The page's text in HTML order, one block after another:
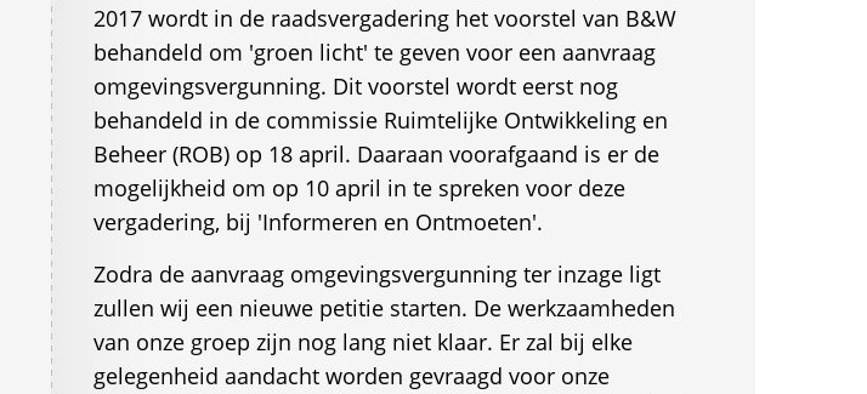
2017 wordt in de raadsvergadering het voorstel van B&W
behandeld om 'groen licht' te geven voor een aanvraag
omgevingsvergunning. Dit voorstel wordt eerst nog
behandeld in de commissie Ruimtelijke Ontwikkeling en
Beheer (ROB) op 18 april. Daaraan voorafgaand is er de
mogelijkheid om op 10 april in te spreken voor deze
vergadering, bij 'Informeren en Ontmoeten'.
Zodra de aanvraag omgevingsvergunning ter inzage ligt
zullen wij een nieuwe petitie starten. De werkzaamheden
van onze groep zijn nog lang niet klaar. Er zal bij elke
gelegenheid aandacht worden gevraagd voor onze